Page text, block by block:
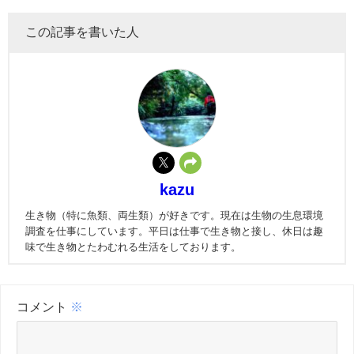
この記事を書いた人
kazu
生き物（特に魚類、両生類）が好きです。現在は生物の生息環境
調査を仕事にしています。平日は仕事で生き物と接し、休日は趣
味で生き物とたわむれる生活をしております。
コメント ※